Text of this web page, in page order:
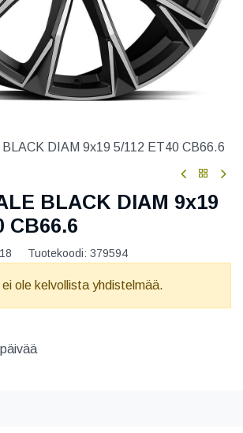
DIAM 9x19 5/112 ET40 CB66.6
BLACK DIAM 9x19
CB66.6
Tuotekoodi: 379594
ole kelvollista yhdistelmää.